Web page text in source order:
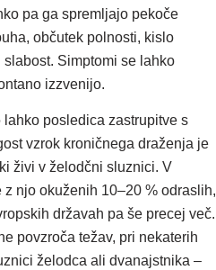
pa ga spremljajo pekoče
občutek polnosti, kislo
Simptomi se lahko
izzvenijo.
posledica zastrupitve s
vzrok kroničnega draženja je
živi v želodčni sluznici. V
njo okuženih 10–20 % odraslih,
državah pa še precej več.
povzroča težav, pri nekaterih
želodca ali dvanajstnika –